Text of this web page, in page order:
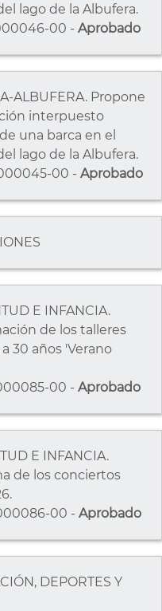
lago de la Albufera.
00 - Aprobado
ALBUFERA. Propone
interpuesto
una barca en el
lago de la Albufera.
00 - Aprobado
E INFANCIA.
de los talleres
30 años 'Verano
00 - Aprobado
E INFANCIA.
de los conciertos
00 - Aprobado
DEPORTES Y